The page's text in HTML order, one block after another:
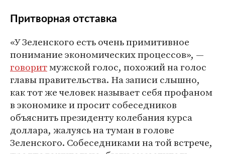
Притворная отставка
«У Зеленского есть очень примитивное
понимание экономических процессов», —
говоритмужской голос, похожий на голос
главы правительства. На записи слышно,
как тот же человек называет себя профаном
в экономике и просит собеседников
объяснить президенту колебания курса
доллара, жалуясь на туман в голове
Зеленского. Собеседниками на той встрече,